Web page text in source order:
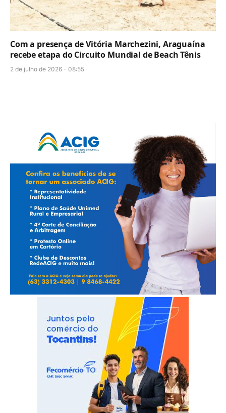
Com a presença de Vitória Marchezini, Araguaína
recebe etapa do Circuito Mundial de Beach Tênis
2 de julho de 2026 - 08:55